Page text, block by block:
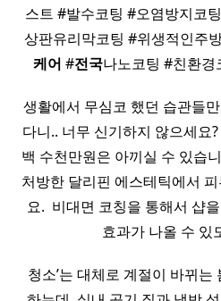
스트 #발수코팅 #오염방지코
상판유리막코팅 #위생적인주
케어 #전국나노코팅 #친환경
생활에서 무심코 했던 습관들
다니.. 너무 신기하지 않으세요
백 수천만원은 아끼실 수 있습
처방한 달리핀 에스테틱에서
요. ​ 비대면 코칭을 통해서 샵
효과가 나올 수 있
청소’는 대체로 계절이 바뀌